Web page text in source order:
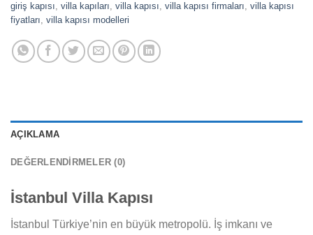
giriş kapısı, villa kapıları, villa kapısı, villa kapısı firmaları, villa kapısı
fiyatları, villa kapısı modelleri
AÇIKLAMA
DEĞERLENDIRMELER (0)
İstanbul Villa Kapısı
İstanbul Türkiye’nin en büyük metropolü. İş imkanı ve